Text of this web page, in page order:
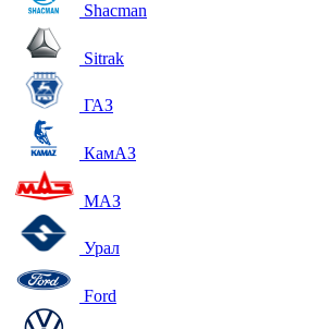
Shacman
Sitrak
ГАЗ
КамАЗ
МАЗ
Урал
Ford